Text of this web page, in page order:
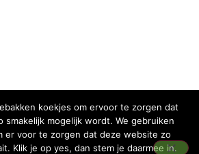
koekjes om ervoor te zorgen dat
smakelijk mogelijk wordt. We gebruiken
er voor te zorgen dat deze website zo
Klik je op yes, dan stem je daarmee in.